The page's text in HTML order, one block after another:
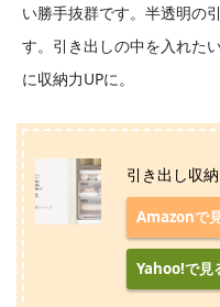
い勝手抜群です。半透明の
す。引き出しの中を入れた
に収納力UPに。
引き出し収納
Amazonで
Yahoo!で見